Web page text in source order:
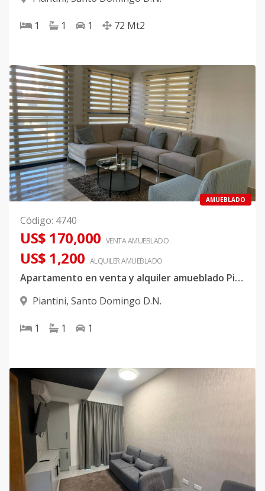
1 1 1 72 Mt2
AMUEBLADO
Código: 4740
US$ 170,000 VENTA AMUEBLADO
US$ 1,200 ALQUILERAMUEBLADO
Apartamento en venta y alquiler amueblado Piantini
Piantini, Santo Domingo D.N.
1 1 1